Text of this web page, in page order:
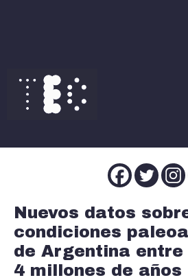
contenido
Nuevos datos
condiciones
de Argentina entre
4 millones de años